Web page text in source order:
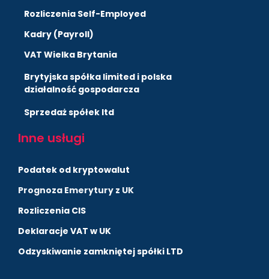
Rozliczenia Self-Employed
Kadry (Payroll)
VAT Wielka Brytania
Brytyjska spółka limited i polska
działalność gospodarcza
Sprzedaż spółek ltd
Inne usługi
Podatek od kryptowalut
Prognoza Emerytury z UK
Rozliczenia CIS
Deklaracje VAT w UK
Odzyskiwanie zamkniętej spółki LTD